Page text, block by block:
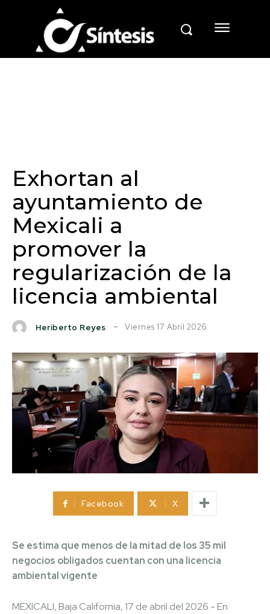
Exhortan al
ayuntamiento de
Mexicali a
promover la
regularización de la
licencia ambiental
Heriberto Reyes Viernes 17 Abril 2026
Facebook X
Se estima que menos de la mitad de los 35 mil
negocios obligados cuentan con una licencia
ambiental vigente
MEXICALI, Baja California, 17 de abril del 2026.- En